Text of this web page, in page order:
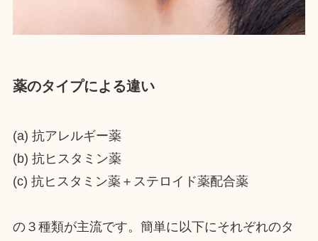
薬のタイプによる違い
(a) 抗アレルギー薬
(b) 抗ヒスタミン薬
(c) 抗ヒスタミン薬＋ステロイド薬配合薬
の３種類が主流です。簡単に以下にそれぞれのタ